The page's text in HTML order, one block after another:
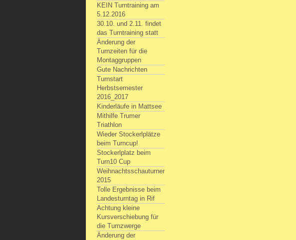
KEIN Turntraining am
5.12.2016
30.10. und 2.11. findet
das Turntraining statt
Änderung der
Turnzeiten für die
Montaggruppen
Gute Nachrichten
Turnstart
Herbstsemester
2016_2017
Kinderläufe in Mattsee
Mithilfe Trumer
Triathlon
Wieder Stockerlplätze
beim Turncup!
Stockerlplatz beim
Turn10 Cup
Weihnachtsschauturnen
2015
Tolle Ergebnisse beim
Landesturntag in Rif
Achtung kleine
Kursverschiebung für
die Turnzwerge
Änderung der